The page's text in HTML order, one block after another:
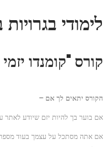
לימודי
קורס "קומנדו
הקורס יתאים לך אם –
אם בוער בך להיות יזם שיודע לאתר
אם אתה מסתכל על עצמך בעוד